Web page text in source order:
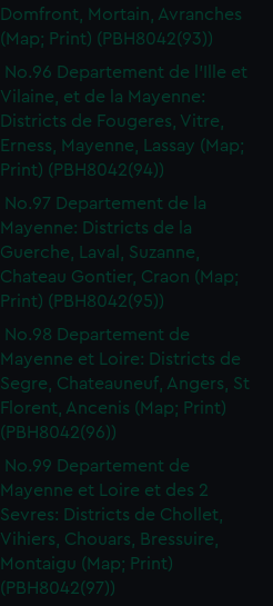
Domfront, Mortain, Avranches
(Map; Print) (PBH8042(93))
No.96 Departement de l'Ille et
Vilaine, et de la Mayenne:
Districts de Fougeres, Vitre,
Erness, Mayenne, Lassay (Map;
Print) (PBH8042(94))
No.97 Departement de la
Mayenne: Districts de la
Guerche, Laval, Suzanne,
Chateau Gontier, Craon (Map;
Print) (PBH8042(95))
No.98 Departement de
Mayenne et Loire: Districts de
Segre, Chateauneuf, Angers, St
Florent, Ancenis (Map; Print)
(PBH8042(96))
No.99 Departement de
Mayenne et Loire et des 2
Sevres: Districts de Chollet,
Vihiers, Chouars, Bressuire,
Montaigu (Map; Print)
(PBH8042(97))